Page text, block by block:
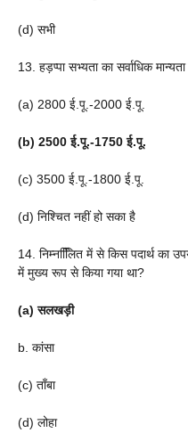
(d) सभी
13. हड़प्पा सभ्यता का सर्वाधिक
(a) 2800 ई.पू.-2000 ई.पू.
(b) 2500 ई.पू.-1750 ई.पू.
(c) 3500 ई.पू.-1800 ई.पू.
(d) निश्चित नहीं हो सका है
14. निम्नलििित में से किस पदार्थ का
में मुख्य रूप से किया गया था?
(a) सलखड़ी
b. कांसा
(c) ताँबा
(d) लोहा